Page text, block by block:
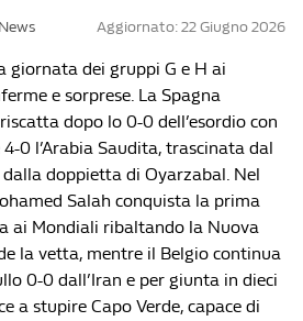
Aggiornato: 22 Giugno 2026
giornata dei gruppi G e H ai
e sorprese. La Spagna
dopo lo 0-0 dell’esordio con
0 l’Arabia Saudita, trascinata dal
doppietta di Oyarzabal. Nel
Salah conquista la prima
ai Mondiali ribaltando la Nuova
la vetta, mentre il Belgio continua
0-0 dall’Iran e per giunta in dieci
a stupire Capo Verde, capace di